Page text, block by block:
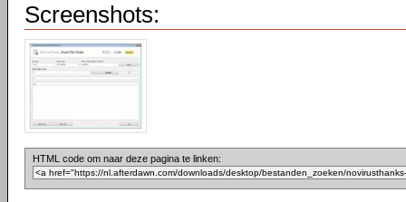
Screenshots:
HTML code om naar deze pagina te linken: